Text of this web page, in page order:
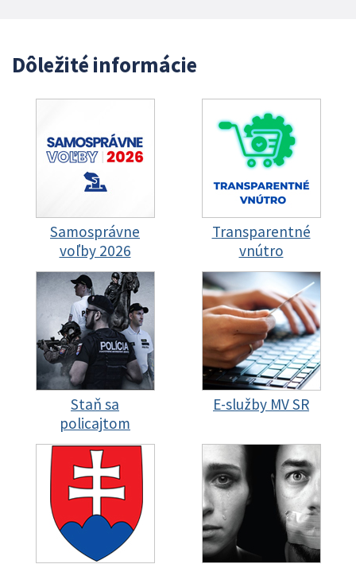
Dôležité informácie
Samosprávne
voľby 2026
Transparentné
vnútro
Staň sa
policajtom
E-služby MV SR